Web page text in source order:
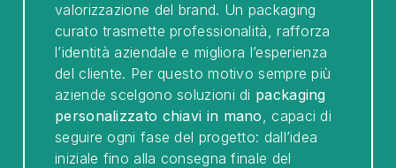
valorizzazione del brand. Un packaging
curato trasmette professionalità, rafforza
l’identità aziendale e migliora l’esperienza
del cliente. Per questo motivo sempre più
aziende scelgono soluzioni di packaging
personalizzato chiavi in mano, capaci di
seguire ogni fase del progetto: dall’idea
iniziale fino alla consegna finale del